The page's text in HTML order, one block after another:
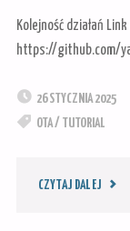
PAPER
Kolejność działań
https://github.com/
26 STYCZNIA 2025
OTA/ TUTORIAL
CZYTAJ DALEJ"OTA